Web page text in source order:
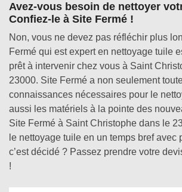
Avez-vous besoin de nettoyer
Confiez-le à Site Fermé !
Non, vous ne devez pas réfléchir plus
Fermé qui est expert en nettoyage tuile
prêt à intervenir chez vous à Saint
23000. Site Fermé a non seulement
connaissances nécessaires pour le
aussi les matériels à la pointe des
Site Fermé à Saint Christophe dans le
le nettoyage tuile en un temps bref avec
c’est décidé ? Passez prendre votre
!